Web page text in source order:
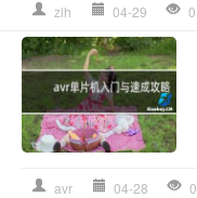
zlh 04-29 0
avr 04-28 0